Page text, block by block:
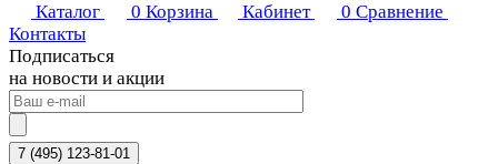
Каталог 0 Корзина Кабинет 0 Сравнение
Контакты
Подписаться
на новости и акции
7 (495) 123-81-01